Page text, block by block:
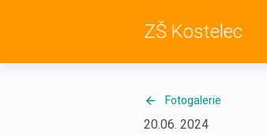
ZŠ Kostelec
Fotogalerie
20.06. 2024